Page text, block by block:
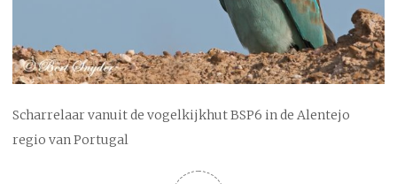
Scharrelaar vanuit de vogelkijkhut BSP6 in de Alentejo
regio van Portugal